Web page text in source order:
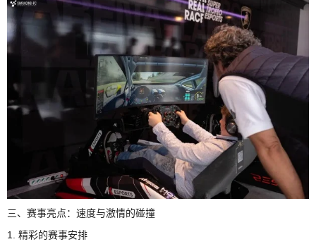
三、赛事亮点：速度与激情的碰撞
1. 精彩的赛事安排